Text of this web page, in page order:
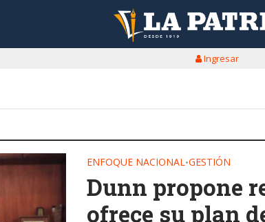
Ingresar
ENFOQUE NACIONAL•GESTIÓN
Dunn propone
ofrece su plan